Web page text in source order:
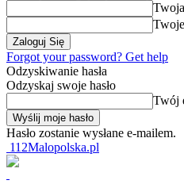
Forgot your password? Get help
Odzyskiwanie hasła
Odzyskaj swoje hasło
Twój
Hasło zostanie wysłane e-mailem.
112Malopolska.pl